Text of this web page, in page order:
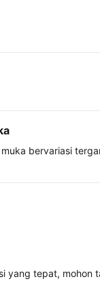
bervariasi
yang tepat,